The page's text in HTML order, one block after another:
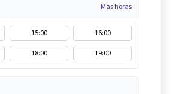
Más horas
15:00
16:00
18:00 19:00